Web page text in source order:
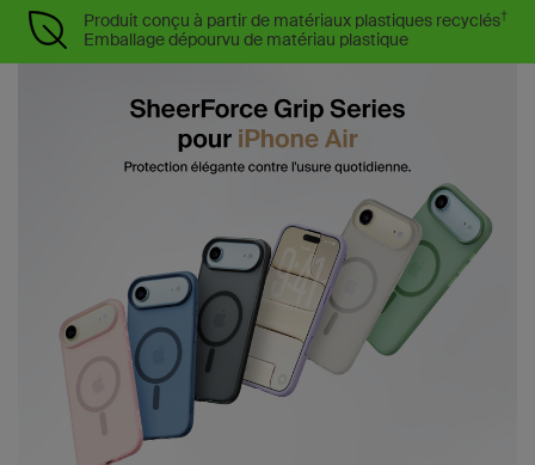
Produit conçu à partir de matériaux plastiques recyclés†
Emballage dépourvu de matériau plastique